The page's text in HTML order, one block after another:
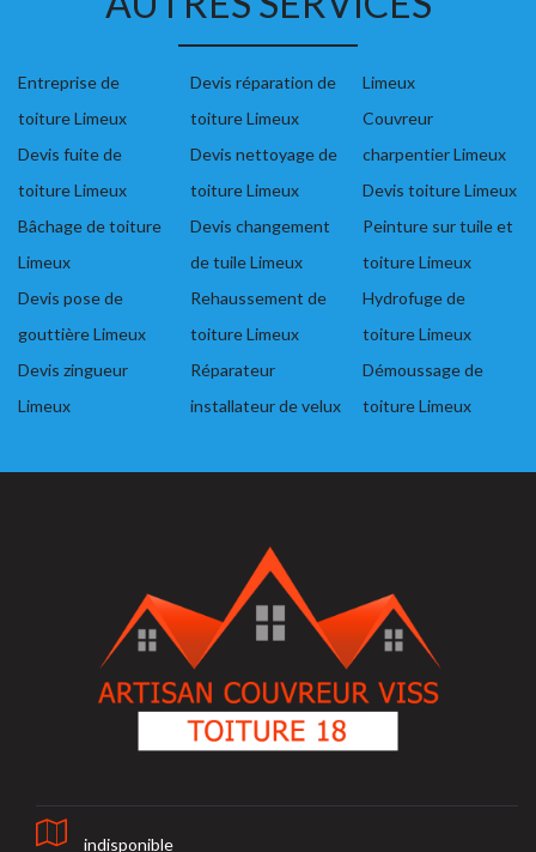
Entreprise de
toiture Limeux
Devis fuite de
toiture Limeux
Bâchage de toiture
Limeux
Devis pose de
gouttière Limeux
Devis zingueur
Limeux
Devis réparation de
toiture Limeux
Devis nettoyage de
toiture Limeux
Devis changement
de tuile Limeux
Rehaussement de
toiture Limeux
Réparateur
installateur de velux
Limeux
Couvreur
charpentier Limeux
Devis toiture Limeux
Peinture sur tuile et
toiture Limeux
Hydrofuge de
toiture Limeux
Démoussage de
toiture Limeux
indisponible